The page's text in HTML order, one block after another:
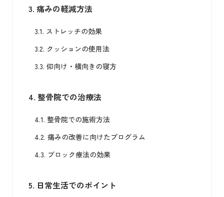
3. 痛みの軽減方法
3.1. ストレッチの効果
3.2. クッションの使用法
3.3. 仰向け・横向きの寝方
4. 整骨院での治療法
4.1. 整骨院での施術方法
4.2. 痛みの改善に向けたプログラム
4.3. ブロック療法の効果
5. 日常生活でのポイント